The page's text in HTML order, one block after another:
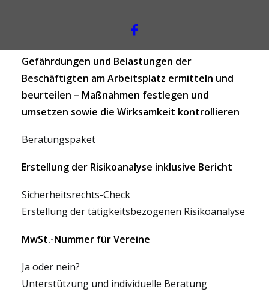
Gefährdungen und Belastungen der
Beschäftigten am Arbeitsplatz ermitteln und
beurteilen – Maßnahmen festlegen und
umsetzen sowie die Wirksamkeit kontrollieren
Beratungspaket
Erstellung der Risikoanalyse inklusive Bericht
Sicherheitsrechts-Check
Erstellung der tätigkeitsbezogenen Risikoanalyse
MwSt.-Nummer für Vereine
Ja oder nein?
Unterstützung und individuelle Beratung